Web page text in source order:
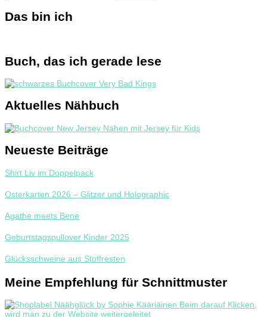
Das bin ich
Buch, das ich gerade lese
Aktuelles Nähbuch
Neueste Beiträge
Shirt Liv im Doppelpack
Osterkarten 2026 – Glitzer und Holographic
Agathe meets Bene
Geburtstagspullover Kinder 2025
Glücksschweine aus Stoffresten
Meine Empfehlung für Schnittmuster